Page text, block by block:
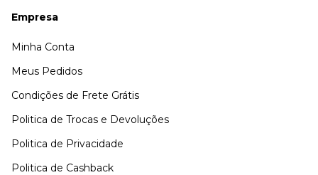
Empresa
Minha Conta
Meus Pedidos
Condições de Frete Grátis
Politica de Trocas e Devoluções
Politica de Privacidade
Politica de Cashback